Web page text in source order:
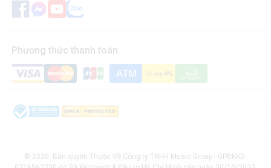
Phương thức thanh toán
© 2020. Bản quyền Thuộc Về Công ty TNHH Music Group - GPĐKKD: